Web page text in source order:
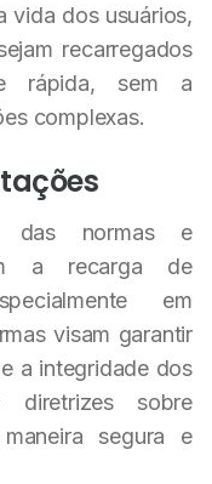
vida dos usuários,
recarregados
rápida, sem a
complexas.
das normas e
a recarga de
em
visam garantir
a integridade dos
diretrizes sobre
segura e